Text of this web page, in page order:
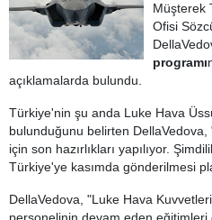
Müşterek
Ofisi
programı
açıklamalarda bulundu.
Türkiye'nin şu anda Luke Hava
bulunduğunu belirten
için son hazırlıkları yapılıyor.
Türkiye'ye kasımda gönderilmesi
DellaVedova, "Luke Hava